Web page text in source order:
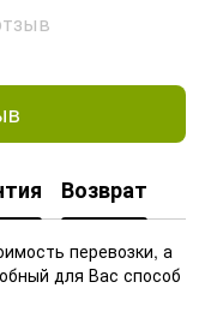
Возврат
перевозки, а
для Вас способ